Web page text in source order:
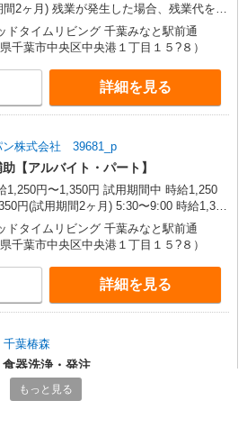
発生した場合、残業代を1
別途支給します。
ドタイムリビング 千葉みなと駅前通
県千葉市中央区中央港１丁目１５?８）
詳細を見る
ン株式会社 39681_p
【アルバイト・パート】
円〜1,350円 試用期間中 時給1,250
試用期間2ヶ月) 5:30〜9:00 時給1,350
残業が発生した場合、残業代を1分単位で
します。
ドタイムリビング 千葉みなと駅前通
県千葉市中央区中央港１丁目１５?８）
詳細を見る
葉椿森
器洗浄・発注
1200円〜1350円 ※経験等による ★早朝時
〜8:00）時給＋100円 ★希望収入があり
もっと見る